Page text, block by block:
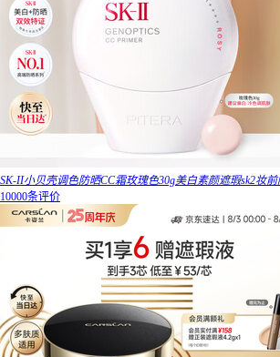
SK-II小贝壳调色防晒CC霜玫瑰色30g美白素颜遮瑕sk2妆
10000条评价